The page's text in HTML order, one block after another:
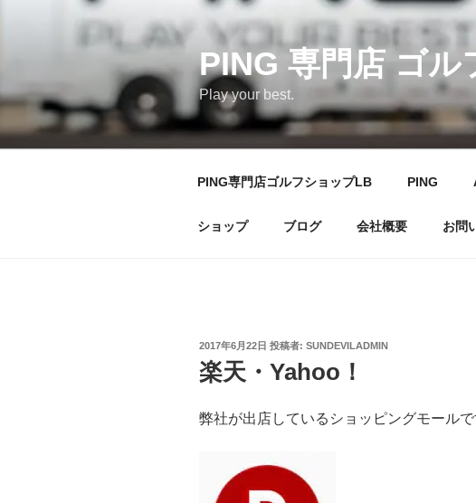
ツ
ス
PING 専門店 ゴ
Play your best.
PING専門店ゴルフショップLB PING
ショップ ブログ 会社概要 お問
投
稿
日:
2017年6月22日 投稿者: SUNDEVILADMIN
楽天・Yahoo！
弊社が出店しているショッピングモール